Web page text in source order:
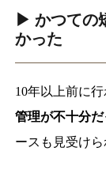
▶ かつての
かった
10年以上前に行
管理が不十分だ
ースも見受けら